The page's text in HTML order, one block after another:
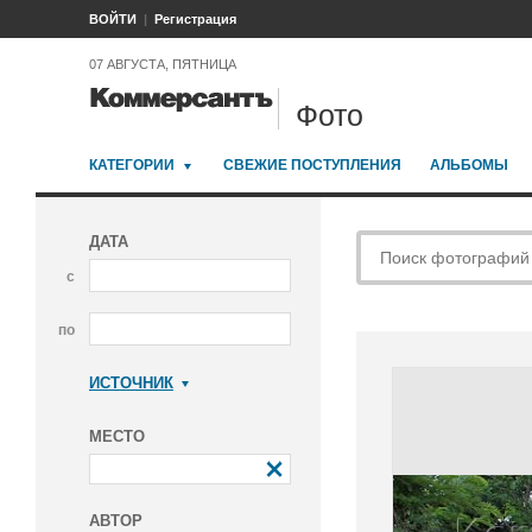
ВОЙТИ Регистрация
07 АВГУСТА, ПЯТНИЦА
Фото
КАТЕГОРИИ СВЕЖИЕ ПОСТУПЛЕНИЯ АЛЬБОМЫ
ДАТА
с
по
ИСТОЧНИК
МЕСТО
АВТОР